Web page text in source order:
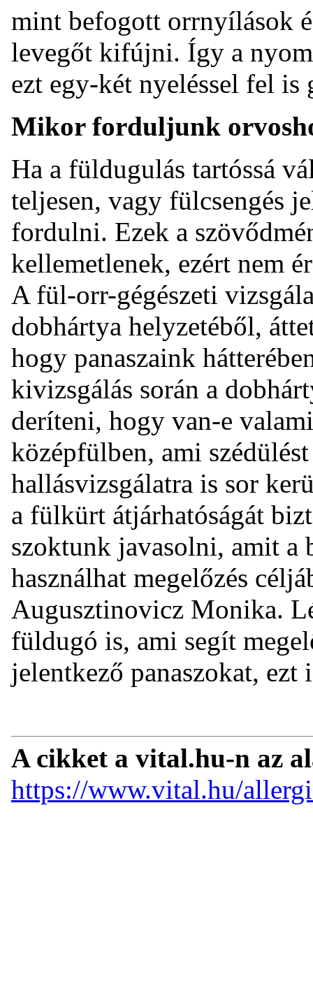
mint befogott orrnyílások
levegőt kifújni. Így a
ezt egy-két nyeléssel fel
Mikor forduljunk
Ha a füldugulás tartóssá
teljesen, vagy fülcsengés
fordulni. Ezek a
kellemetlenek, ezért nem
A fül-orr-gégészeti
dobhártya helyzetéből,
hogy panaszaink
kivizsgálás során a
deríteni, hogy van-e
középfülben, ami
hallásvizsgálatra is sor
a fülkürt átjárhatóságát
szoktunk javasolni, amit a
használhat megelőzés
Augusztinovicz Monika.
füldugó is, ami segít
jelentkező panaszokat,
A cikket a vital.hu-n az
https://www.vital.hu/